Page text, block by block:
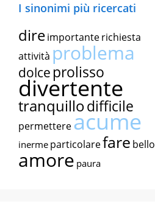
I sinonimi più ricercati
direimportanterichiesta
attività problema
dolce prolisso
divertente
tranquillodifficile
permettereacume
inerme particolarefare bello
amore paura